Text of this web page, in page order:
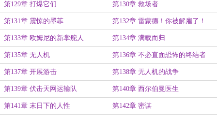
第129章 打爆它们 第130章 救场者
第131章 震惊的墨菲 第132章 雷蒙德！你被解雇了！
第133章 欧姆尼的新掌舵人 第134章 满载而归
第135章 无人机 第136章 不必直面恐怖的终结者
第137章 开展游击 第138章 无人机的战争
第139章 伏击天网运输队 第140章 西尔伯曼医生
第141章 末日下的人性 第142章 密谋